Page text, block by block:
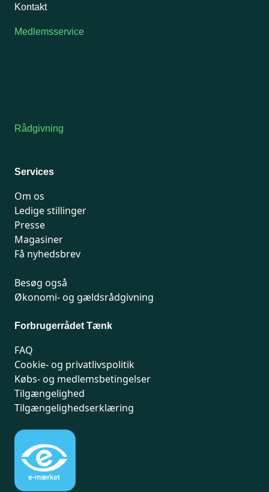
Kontakt
Medlemsservice
Rådgivning
Services
Om os
Ledige stillinger
Presse
Magasiner
Få nyhedsbrev
Besøg også
Økonomi- og gældsrådgivning
Forbrugerrådet Tænk
FAQ
Cookie- og privatlivspolitik
Købs- og medlemsbetingelser
Tilgængelighed
Tilgængelighedserklæring